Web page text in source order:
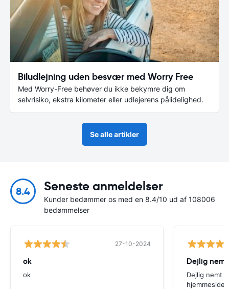
Biludlejning uden besvær med Worry Free
Med Worry-Free behøver du ikke bekymre dig om
selvrisiko, ekstra kilometer eller udlejerens pålidelighed.
Se alle artikler
8.4 Seneste anmeldelser
Kunder bedømmer os med en 8.4/10 ud af 108006
bedømmelser
27-10-2024
ok
ok
Dejlig
Dejlig nemt